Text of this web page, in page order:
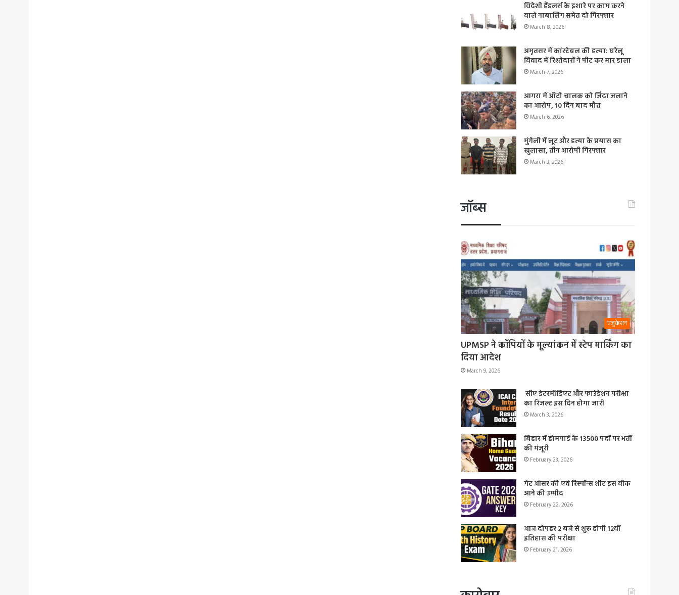
विदेशी हैंडलर्स के इशारे पर काम करने
वाले नाबालिग समेत दो गिरफ्तार
March 8, 2026
अमृतसर में कांस्टेबल की हत्या: घरेलू
विवाद में रिश्तेदारों ने पीट कर मार डाला
March 7, 2026
आगरा में ऑटो चालक को जिंदा जलाने
का आरोप, 10 दिन बाद मौत
March 6, 2026
मुंगेली में लूट और हत्या के प्रयास का
खुलासा, तीन आरोपी गिरफ्तार
March 3, 2026
जॉब्स
एजुकेशन
UPMSP ने कॉपियों के मूल्यांकन में स्टेप मार्किंग का
दिया आदेश
March 9, 2026
सीए इंटरमीडिएट और फाउंडेशन परीक्षा
का रिजल्ट इस दिन होगा जारी
March 3, 2026
बिहार में होमगार्ड के 13500 पदों पर भर्ती
की मंजूरी
February 23, 2026
गेट आंसर की एवं रिस्पॉन्स शीट इस वीक
आने की उम्मीद
February 22, 2026
आज दोपहर 2 बजे से शुरू होगी 12वीं
इतिहास की परीक्षा
February 21, 2026